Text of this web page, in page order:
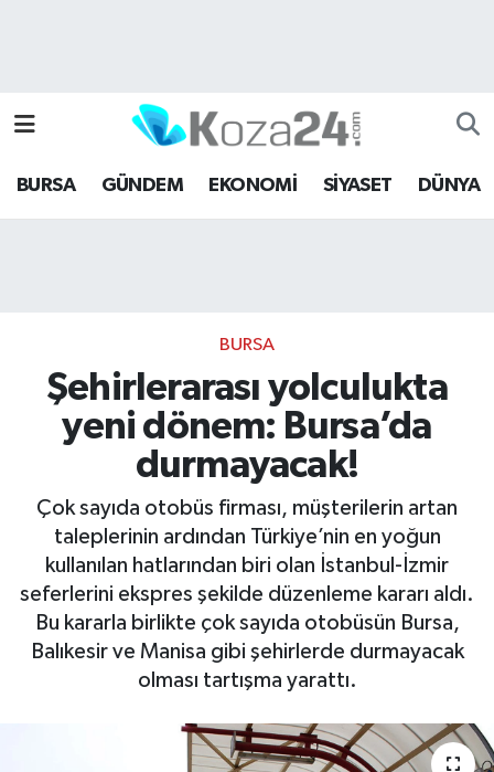
BURSA GÜNDEM EKONOMİ SİYASET DÜNYA
BURSA
Şehirlerarası yolculukta
yeni dönem: Bursa’da
durmayacak!
Çok sayıda otobüs firması, müşterilerin artan
taleplerinin ardından Türkiye’nin en yoğun
kullanılan hatlarından biri olan İstanbul-İzmir
seferlerini ekspres şekilde düzenleme kararı aldı.
Bu kararla birlikte çok sayıda otobüsün Bursa,
Balıkesir ve Manisa gibi şehirlerde durmayacak
olması tartışma yarattı.
Bursa Hava Durumu
Bursa Namaz Vakitleri
Son Dakika Haberleri
Haber Arşivi